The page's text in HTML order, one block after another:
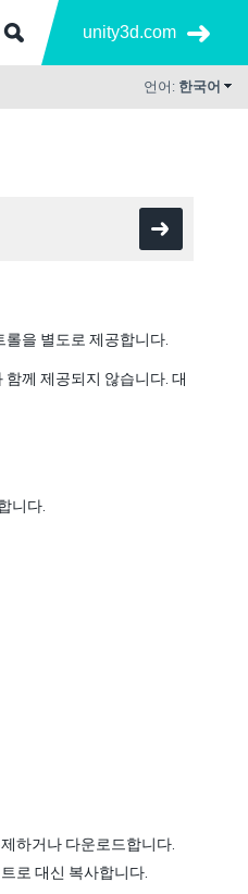
unity3d.com
언어: 한국어
을 별도로 제공합니다.
께 제공되지 않습니다. 대
니다.
하거나 다운로드합니다.
로 대신 복사합니다.